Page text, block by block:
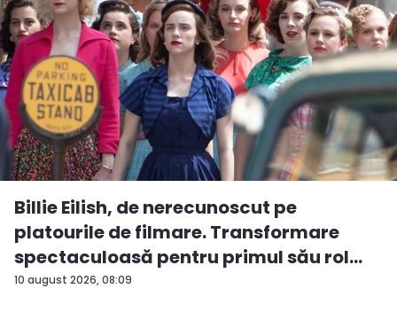
10 august 2026, 08:09
Billie Eilish, de nerecunoscut pe
platourile de filmare. Transformare
spectaculoasă pentru primul său rol
m...